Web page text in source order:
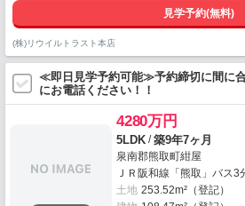
見学予約(無料)
(株)リウイルトラスト本店
≪即日見学予約可能≫予約締切に間に
にお電話ください！！
4280万円
5LDK /築9年7ヶ月
泉南郡熊取町紺屋
ＪＲ阪和線「熊取」バス
土地 253.52m²（登記）